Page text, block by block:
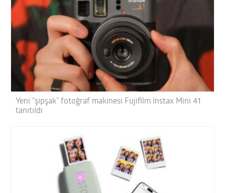
Yeni “şipşak” fotoğraf makinesi Fujifilm Instax Mini 41
tanıtıldı